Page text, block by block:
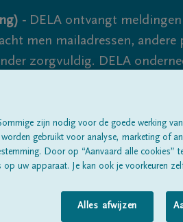
- DELA ontvangt
men mailadressen,
zorgvuldig. DELA
te sluiten, dus blijf
Alle rouwberichten
zijn nodig voor de goede werking
gebruikt voor analyse, marketing of
Door op “Aanvaard alle cookies”
uw apparaat. Je kan ook je voorkeuren
Alles afwijzen